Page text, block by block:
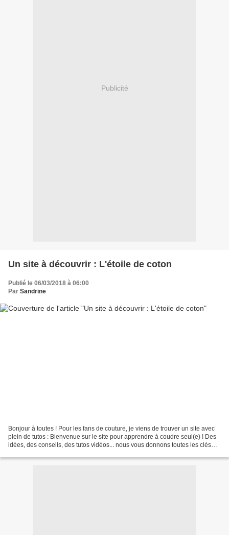
Publicité
Un site à découvrir : L'étoile de coton
Publié le 06/03/2018 à 06:00
Par Sandrine
Bonjour à toutes ! Pour les fans de couture, je viens de trouver un site avec
plein de tutos : Bienvenue sur le site pour apprendre à coudre seul(e) ! Des
idées, des conseils, des tutos vidéos... nous vous donnons toutes les clés